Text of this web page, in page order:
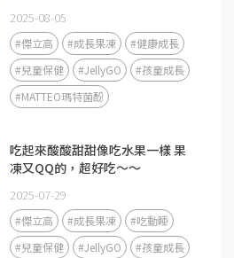
2025-08-05
#傑立高 #成長果凍
#健康成長
#兒童保健
#JellyGO
#孩童成長
#MATTEO瑪特菌酚
吃起來酸酸甜甜像吃水果一樣 果
凍又QQ的，超好吃～～
2025-07-29
#傑立高 #成長果凍
#吃動睡
#兒童保健
#JellyGO
#孩童成長